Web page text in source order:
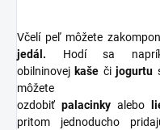
Včelí peľ môžete
jedál. Hodí sa
obilninovej kaše čijogurtu
môžete
ozdobiť palacinky alebo
pritom jednoducho